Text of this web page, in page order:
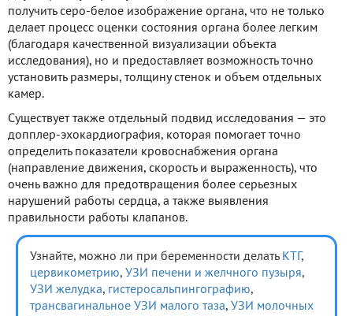
получить серо-белое изображение органа, что не только
делает процесс оценки состояния органа более легким
(благодаря качественной визуализации объекта
исследования), но и предоставляет возможность точно
установить размеры, толщину стенок и объем отдельных
камер.
Существует также отдельный подвид исследования — это
допплер-эхокардиография, которая помогает точно
определить показатели кровоснабжения органа
(направление движения, скорость и выраженность), что
очень важно для предотвращения более серьезных
нарушений работы сердца, а также выявления
правильности работы клапанов.
Узнайте, можно ли при беременности делать КТГ ,
цервикометрию, УЗИ печени и желчного пузыря,
УЗИ желудка, гистеросальпингографию,
трансвагинальное УЗИ малого таза, УЗИ молочных